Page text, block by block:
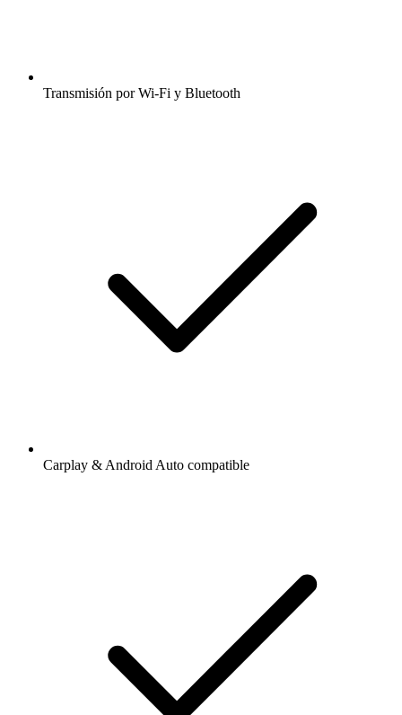
Transmisión por Wi-Fi y Bluetooth
Carplay & Android Auto compatible